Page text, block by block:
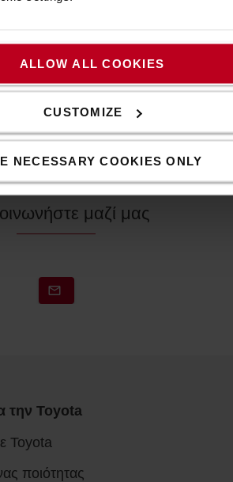
ALLOW ALL COOKIES
CUSTOMIZE
NECESSARY COOKIES ONLY
μαζί μας
την Toyota
Toyota
ποιότητας